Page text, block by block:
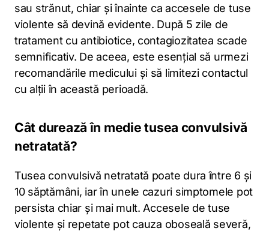
sau strănut, chiar și înainte ca accesele de tuse
violente să devină evidente. După 5 zile de
tratament cu antibiotice, contagiozitatea scade
semnificativ. De aceea, este esențial să urmezi
recomandările medicului și să limitezi contactul
cu alții în această perioadă.
Cât durează în medie tusea convulsivă
netratată?
Tusea convulsivă netratată poate dura între 6 și
10 săptămâni, iar în unele cazuri simptomele pot
persista chiar și mai mult. Accesele de tuse
violente și repetate pot cauza oboseală severă,